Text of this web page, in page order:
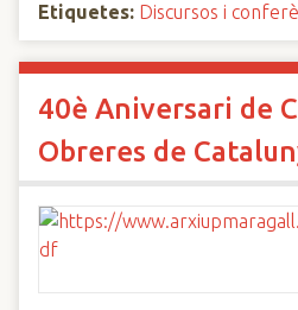
Etiquetes: Discursos i
40è Aniversari de
Obreres de